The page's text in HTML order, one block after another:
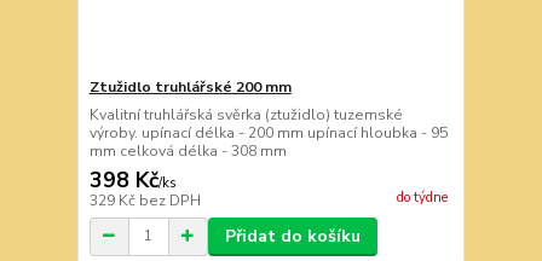
Ztužidlo truhlářské 200 mm
Kvalitní truhlářská svěrka (ztužidlo) tuzemské
výroby. upínací délka - 200 mm upínací hloubka - 95
mm celková délka - 308 mm
398 Kč/ks
329 Kč bez DPH do týdne
Přidat do košíku